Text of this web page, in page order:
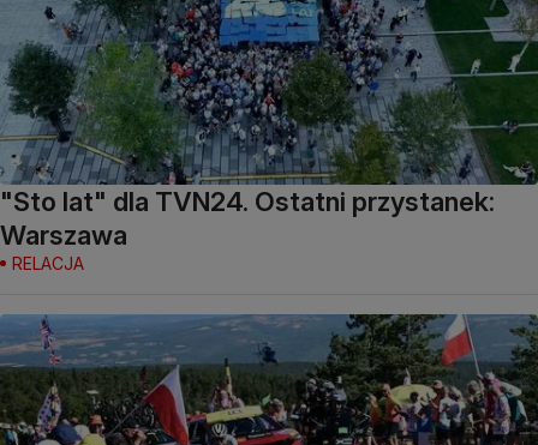
"Sto lat" dla TVN24. Ostatni przystanek:
Warszawa
RELACJA